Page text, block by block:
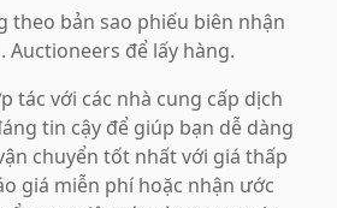
theo bản sao phiếu biên nhận
Auctioneers để lấy hàng.
tác với các nhà cung cấp dịch
tin cậy để giúp bạn dễ dàng
chuyển tốt nhất với giá thấp
giá miễn phí hoặc nhận ước